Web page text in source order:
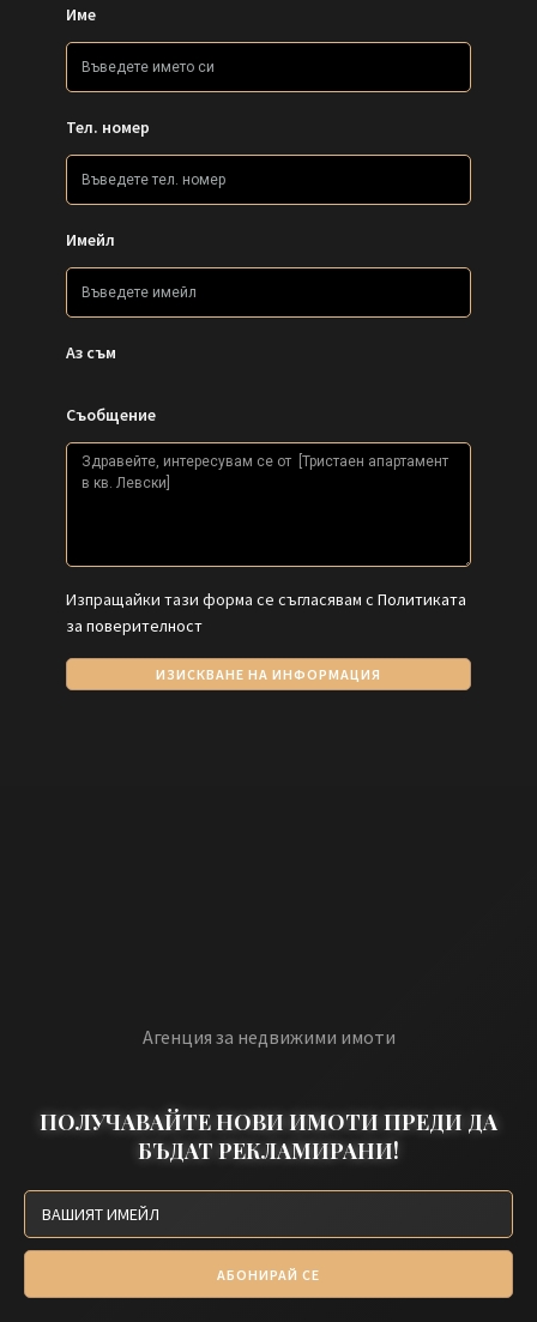
Име
Тел. номер
Имейл
Аз съм
Съобщение
Изпращайки тази форма се съгласявам с Политиката
за поверителност
ИЗИСКВАНЕ НА ИНФОРМАЦИЯ
Агенция за недвижими имоти
ПОЛУЧАВАЙТЕ НОВИ ИМОТИ ПРЕДИ ДА
БЪДАТ РЕКЛАМИРАНИ!
АБОНИРАЙ СЕ